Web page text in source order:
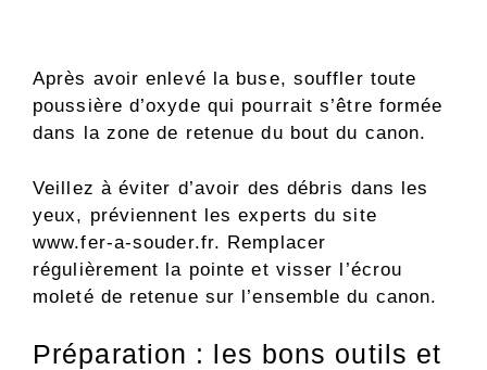
Après avoir enlevé la buse, souffler toute
poussière d’oxyde qui pourrait s’être formée
dans la zone de retenue du bout du canon.
Veillez à éviter d’avoir des débris dans les
yeux, préviennent les experts du site
www.fer-a-souder.fr. Remplacer
régulièrement la pointe et visser l’écrou
moleté de retenue sur l’ensemble du canon.
Préparation : les bons outils et